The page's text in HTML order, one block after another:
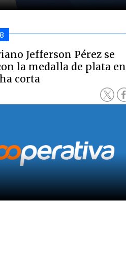
Jefferson Pérez se
la medalla de plata en
corta